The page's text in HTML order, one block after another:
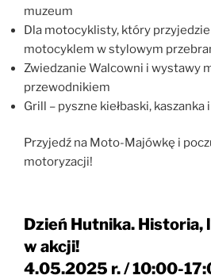
muzeum
Dla motocyklisty, który
motocyklem w stylowym
Zwiedzanie Walcowni i wystawy
przewodnikiem
Grill – pyszne kiełbaski,
Przyjedź na Moto-Majówkę i
motoryzacji!
Dzień Hutnika. Historia,
w akcji!
4.05.2025 r. / 10:00-